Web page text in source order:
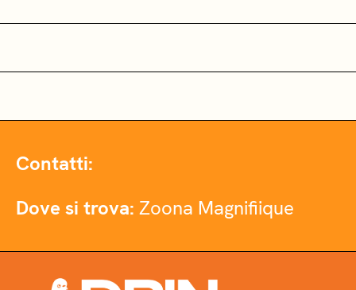
Contatti:
Dove si trova: Zoona Magnifiique